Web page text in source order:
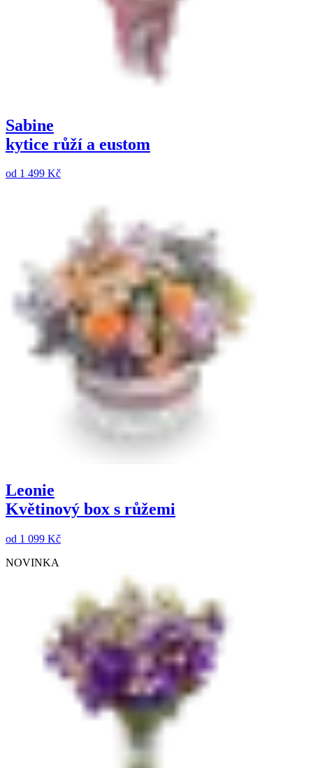
Sabine
kytice růží a eustom
od 1 499 Kč
Leonie
Květinový box s růžemi
od 1 099 Kč
NOVINKA